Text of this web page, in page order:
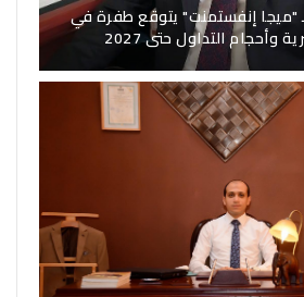
"ميجا إنفستمنت" يتوقع طفرة في
وأحجام التداول حتى 2027